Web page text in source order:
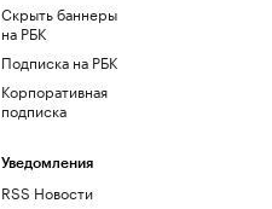
Скрыть баннеры
на РБК
Подписка на РБК
Корпоративная
подписка
Уведомления
RSS Новости